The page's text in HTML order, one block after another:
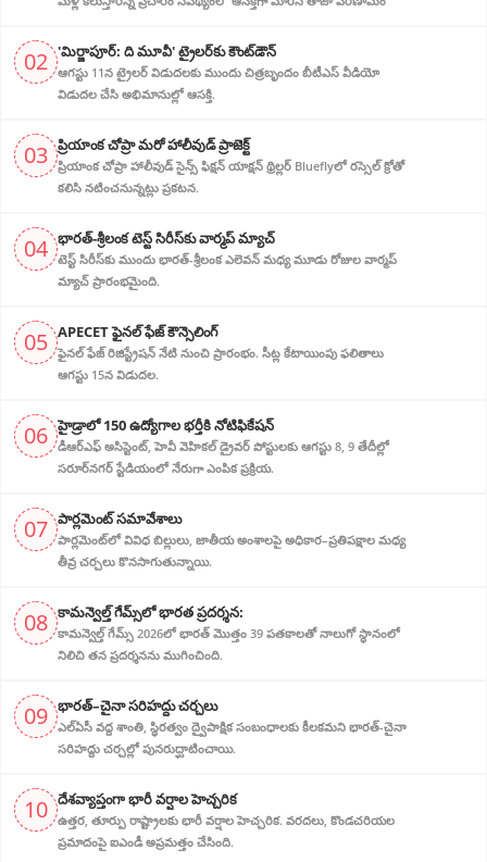
02 'మిర్జాపూర్: ది మూవీ' ట్రైలర్‌కు కౌంట్‌డౌన్
ఆగస్టు 11న ట్రైలర్ విడుదలకు ముందు చిత్రబృందం బీటీఎస్ వీడియో
విడుదల చేసి అభిమానుల్లో ఆసక్తి.
03 ప్రియాంక చోప్రా మరో హాలీవుడ్ ప్రాజెక్ట్
ప్రియాంక చోప్రా హాలీవుడ్ సైన్స్ ఫిక్షన్ యాక్షన్ థ్రిల్లర్ Blueflyలో రస్సెల్ క్రోతో
కలిసి నటించనున్నట్లు ప్రకటన.
04 భారత్-శ్రీలంక టెస్ట్ సిరీస్‌కు వార్మప్ మ్యాచ్
టెస్ట్ సిరీస్‌కు ముందు భారత్-శ్రీలంక ఎలెవన్ మధ్య మూడు రోజుల వార్మప్
మ్యాచ్ ప్రారంభమైంది.
05 APECET ఫైనల్ ఫేజ్ కౌన్సెలింగ్
ఫైనల్ ఫేజ్ రిజిస్ట్రేషన్ నేటి నుంచి ప్రారంభం. సీట్ల కేటాయింపు ఫలితాలు
ఆగస్టు 15న విడుదల.
06 హైడ్రాలో 150 ఉద్యోగాల భర్తీకి నోటిఫికేషన్
డీఆర్‌ఎఫ్ అసిస్టెంట్, హెవీ వెహికల్ డ్రైవర్ పోస్టులకు ఆగస్టు 8, 9 తేదీల్లో
సరూర్‌నగర్ స్టేడియంలో నేరుగా ఎంపిక ప్రక్రియ.
07 పార్లమెంట్ సమావేశాలు
పార్లమెంట్‌లో వివిధ బిల్లులు, జాతీయ అంశాలపై అధికార–ప్రతిపక్షాల మధ్య
తీవ్ర చర్చలు కొనసాగుతున్నాయి.
08 కామన్వెల్త్ గేమ్స్‌లో భారత ప్రదర్శన:
కామన్వెల్త్ గేమ్స్ 2026లో భారత్ మొత్తం 39 పతకాలతో నాలుగో స్థానంలో
నిలిచి తన ప్రదర్శనను ముగించింది.
09 భారత్–చైనా సరిహద్దు చర్చలు
ఎల్‌ఏసీ వద్ద శాంతి, స్థిరత్వం ద్వైపాక్షిక సంబంధాలకు కీలకమని భారత్-చైనా
సరిహద్దు చర్చల్లో పునరుద్ఘాటించాయి.
10 దేశవ్యాప్తంగా భారీ వర్షాల హెచ్చరిక
ఉత్తర, తూర్పు రాష్ట్రాలకు భారీ వర్షాల హెచ్చరిక. వరదలు, కొండచరియల
ప్రమాదంపై ఐఎండీ అప్రమత్తం చేసింది.